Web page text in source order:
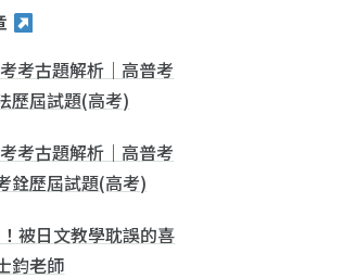
考古題解析｜高普考
歷屆試題(高考)
考古題解析｜高普考
銓歷屆試題(高考)
被日文教學耽誤的喜
鈞老師